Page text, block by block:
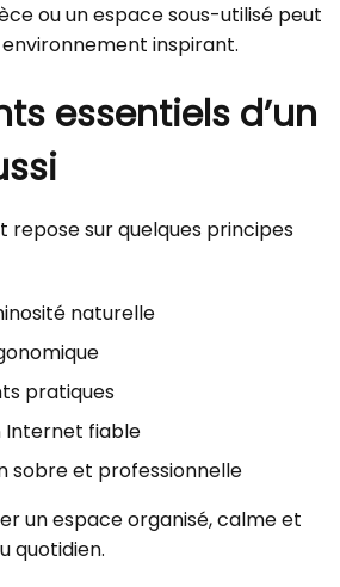
ou un espace sous-utilisé peut
inspirant.
essentiels d’un
repose sur quelques principes
naturelle
pratiques
Internet fiable
sobre et professionnelle
un espace organisé, calme et
quotidien.